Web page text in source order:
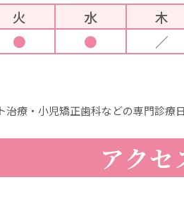
火 水 木
● ● ／
療・小児矯正歯科などの専門診療
アクセ